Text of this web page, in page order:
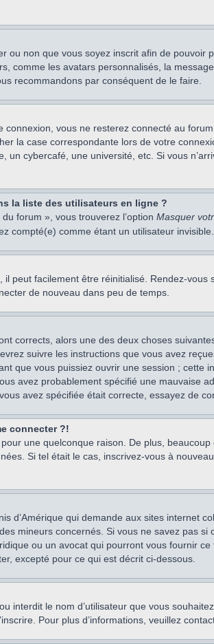
ou non que vous soyez inscrit afin de
comme les avatars personnalisés, la
recommandons par conséquent de le faire.
connexion, vous ne resterez connecté au
la case correspondante lors de votre
un cybercafé, une université, etc. Si vous
la liste des utilisateurs en ligne ?
forum », vous trouverez l’option Masquer
compté(e) comme étant un utilisateur invisible.
peut facilement être réinitialisé. Rendez-vous
de nouveau dans peu de temps.
corrects, alors une des deux choses
suivre les instructions que vous avez
que vous puissiez ouvrir une session ; cette
avez probablement spécifié une mauvaise
avez spécifiée était correcte, essayez de
connecter ?!
une quelconque raison. De plus,
Si tel était le cas, inscrivez-vous à
d’Amérique qui demande aux sites internet
mineurs concernés. Si vous ne savez pas
ou un avocat qui pourront vous fournir
excepté pour ce qui est décrit ci-dessous.
interdit le nom d’utilisateur que vous
Pour plus d’informations, veuillez